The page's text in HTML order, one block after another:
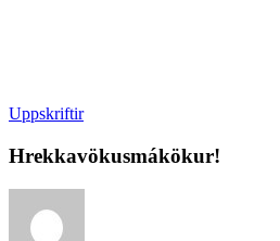
Uppskriftir
Hrekkavökusmákökur!